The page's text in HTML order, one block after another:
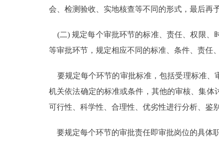
会、检测验收、实地核查等不同的形式，最后再
(二) 规定每个审批环节的标准、责任、权限、
等审批环节，规定相应不同的标准、条件、责任
要规定每个环节的审批标准，包括受理标准、
机关依法确定的标准或条件，其他的审核、集
可行性、科学性、合理性、优劣性进行分析、鉴
要规定每个环节的审批责任即审批岗位的具体